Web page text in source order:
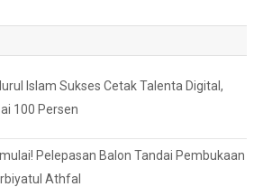
Islam Sukses Cetak Talenta Digital,
100 Persen
Pelepasan Balon Tandai Pembukaan
Athfal